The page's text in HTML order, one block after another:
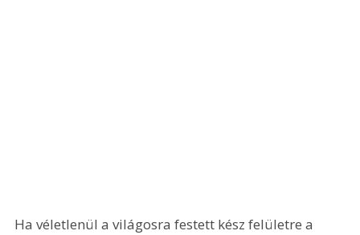
Ha véletlenül a világosra festett kész felületre a